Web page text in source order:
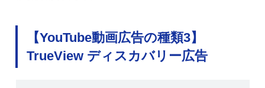
【YouTube動画広告の種類3】
TrueView ディスカバリー広告